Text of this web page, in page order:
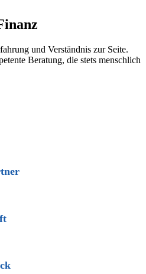
und Verständnis zur Seite.
Beratung, die stets menschlich